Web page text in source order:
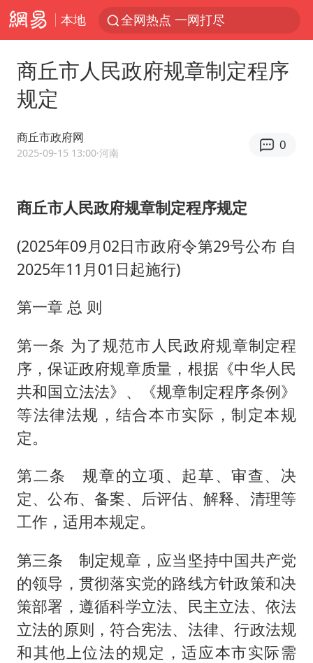
本地 全网热点 一网打尽
商丘市人民政府规章制定程序
规定
商丘市政府网
2025-09-15 13:00·河南
0
商丘市人民政府规章制定程序规定
(2025年09月02日市政府令第29号公布 自
2025年11月01日起施行)
第一章 总 则
第一条 为了规范市人民政府规章制定程
序，保证政府规章质量，根据《中华人民
共和国立法法》、《规章制定程序条例》
等法律法规，结合本市实际，制定本规
定。
第二条 规章的立项、起草、审查、决
定、公布、备案、后评估、解释、清理等
工作，适用本规定。
第三条 制定规章，应当坚持中国共产党
的领导，贯彻落实党的路线方针政策和决
策部署，遵循科学立法、民主立法、依法
立法的原则，符合宪法、法律、行政法规
和其他上位法的规定，适应本市实际需